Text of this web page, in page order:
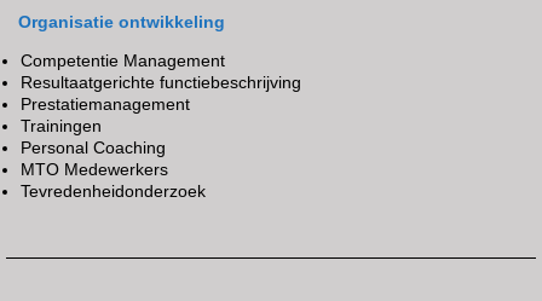
Organisatie ontwikkeling
Competentie Management
Resultaatgerichte functiebeschrijving
Prestatiemanagement
Trainingen
Personal Coaching
MTO Medewerkers
Tevredenheidonderzoek